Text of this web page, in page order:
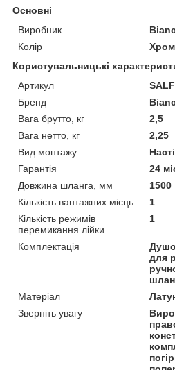
Основні
Виробник
Колір
Хром
Користувальницькі
Артикул
Бренд
Вага брутто, кг
2,5
Вага нетто, кг
2,25
Вид монтажу
Гарантія
24
Довжина шланга, мм
1500
Кількість вантажних місць
1
Кількість режимів
перемикання лійки
1
Комплектація
для
Матеріал
Зверніть увагу